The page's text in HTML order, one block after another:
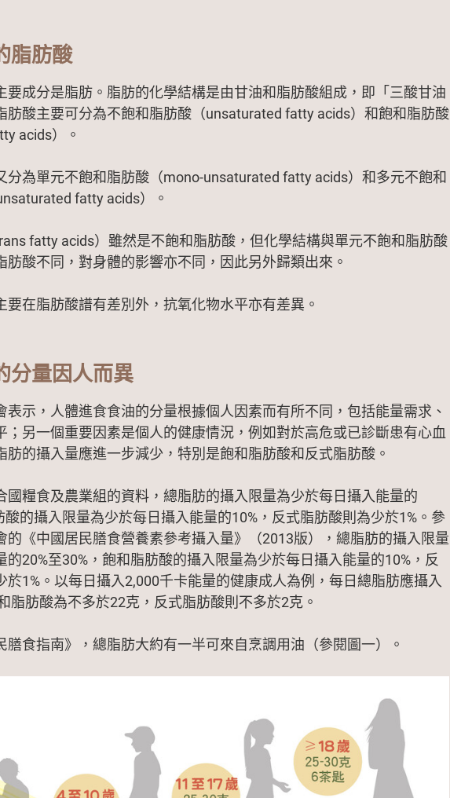
脂肪酸
要成分是脂肪。脂肪的化學結構是由甘油和脂肪酸組成，即「三酸甘油
肪酸主要可分為不飽和脂肪酸（unsaturated fatty acids）和飽和脂肪酸
acids）。
分為單元不飽和脂肪酸（mono-unsaturated fatty acids）和多元不飽和
fatty acids）。
fatty acids）雖然是不飽和脂肪酸，但化學結構與單元不飽和脂肪酸
肪酸不同，對身體的影響亦不同，因此另外歸類出來。
要在脂肪酸譜有差別外，抗氧化物水平亦有差異。
分量因人而異
表示，人體進食食油的分量根據個人因素而有所不同，包括能量需求、
；另一個重要因素是個人的健康情況，例如對於高危或已診斷患有心血
肪的攝入量應進一步減少，特別是飽和脂肪酸和反式脂肪酸。
國糧食及農業組的資料，總脂肪的攝入限量為少於每日攝入能量的
酸的攝入限量為少於每日攝入能量的10%，反式脂肪酸則為少於1%。參
的《中國居民膳食營養素參考攝入量》（2013版），總脂肪的攝入限量
的20%至30%，飽和脂肪酸的攝入限量為少於每日攝入能量的10%，反
於1%。以每日攝入2,000千卡能量的健康成人為例，每日總脂肪應攝入
脂肪酸為不多於22克，反式脂肪酸則不多於2克。
膳食指南》，總脂肪大約有一半可來自烹調用油（參閱圖一）。